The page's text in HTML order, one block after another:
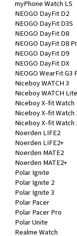
myPhone Watch LS
NEOGO DayFit D2
NEOGO DayFit D3S
NEOGO DayFit D8
NEOGO DayFit D8
NEOGO DayFit D9
NEOGO DayFit DX
NEOGO WearFit G3
Niceboy WATCH 3
Niceboy WATCH
Niceboy X-fit Watch
Niceboy X-fit Watch
Niceboy X-fit Watch
Noerden LIFE2
Noerden LIFE2+
Noerden MATE2
Noerden MATE2+
Polar Ignite
Polar Ignite 2
Polar Ignite 3
Polar Pacer
Polar Pacer Pro
Polar Unite
Realme Watch